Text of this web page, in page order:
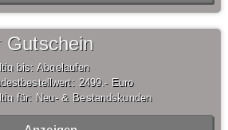
Gutschein
bis: Abgelaufen
2499,- Euro
für: Neu- & Bestandskunden